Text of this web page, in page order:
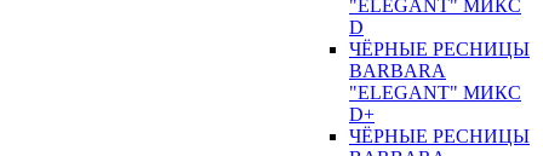
"ELEGANT" МИКС
D
ЧЁРНЫЕ РЕСНИЦЫ
BARBARA
"ELEGANT" МИКС
D+
ЧЁРНЫЕ РЕСНИЦЫ